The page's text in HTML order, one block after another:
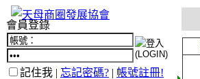
會員登錄
記住我 | 忘記密碼? | 帳號註冊!